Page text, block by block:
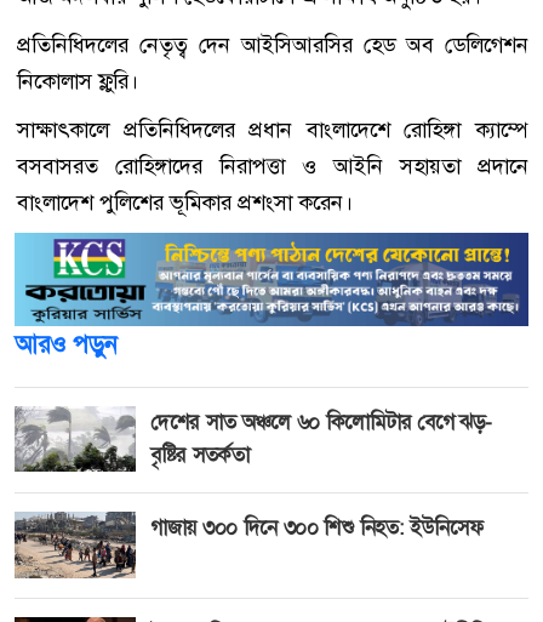
প্রতিনিধিদলের নেতৃত্ব দেন আইসিআরসির হেড অব ডেলিগেশন
নিকোলাস ফ্লুরি।
সাক্ষাৎকালে প্রতিনিধিদলের প্রধান বাংলাদেশে রোহিঙ্গা ক্যাম্পে
বসবাসরত রোহিঙ্গাদের নিরাপত্তা ও আইনি সহায়তা প্রদানে
বাংলাদেশ পুলিশের ভূমিকার প্রশংসা করেন।
আরও পড়ুন
দেশের সাত অঞ্চলে ৬০ কিলোমিটার বেগে ঝড়-
বৃষ্টির সতর্কতা
গাজায় ৩০০ দিনে ৩০০ শিশু নিহত: ইউনিসেফ